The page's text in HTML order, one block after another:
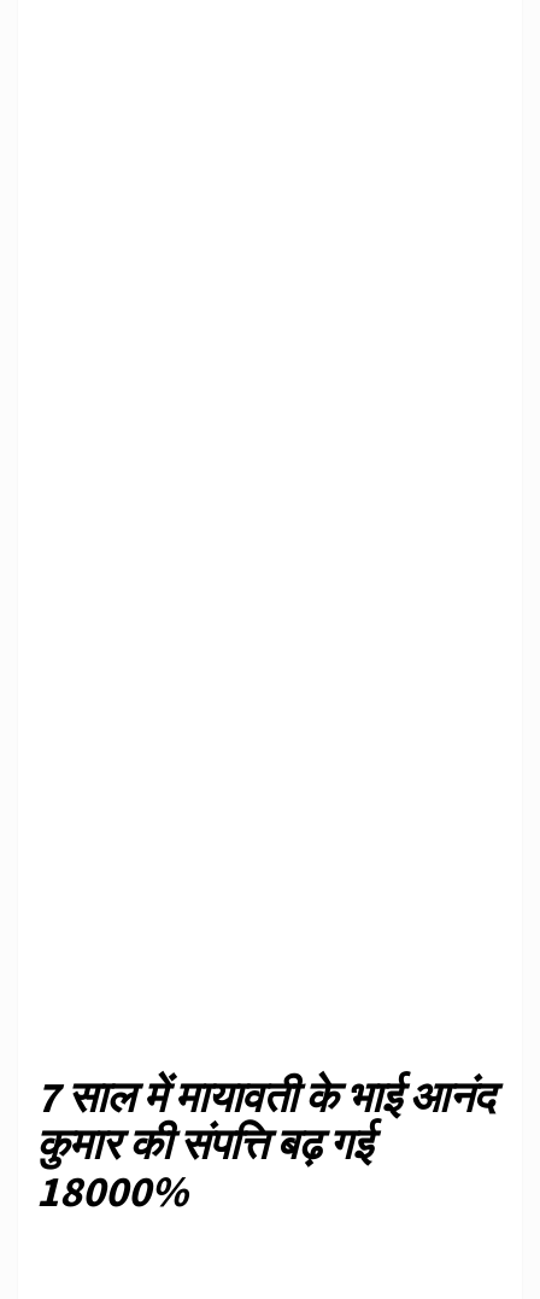
7 साल में मायावती के भाई आनंद
कुमार की संपत्ति बढ़ गई
18000%